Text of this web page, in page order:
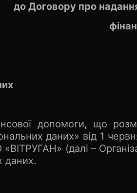
до Договору про
допомоги, що
даних» від 1
(далі –
даних.